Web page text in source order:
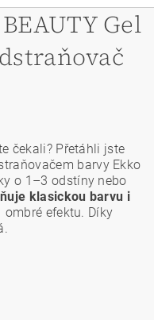
Gel
čekali? Přetáhli jste
barvy Ekko
o 1–3 odstíny nebo
klasickou barvu i
efektu. Díky